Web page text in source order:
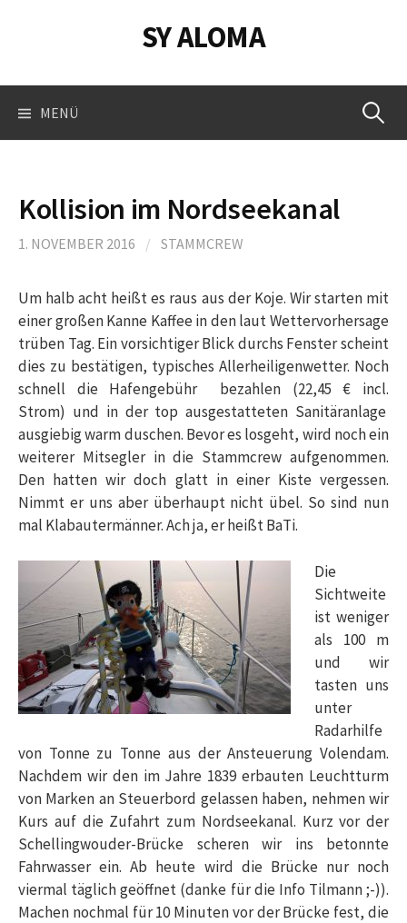
SY ALOMA
MENÜ Suchen
Kollision im Nordseekanal
1. NOVEMBER 2016 / STAMMCREW
Um halb acht heißt es raus aus der Koje. Wir starten mit
einer großen Kanne Kaffee in den laut Wettervorhersage
trüben Tag. Ein vorsichtiger Blick durchs Fenster scheint
dies zu bestätigen, typisches Allerheiligenwetter. Noch
schnell die Hafengebühr bezahlen (22,45 € incl.
Strom) und in der top ausgestatteten Sanitäranlage
ausgiebig warm duschen. Bevor es losgeht, wird noch ein
weiterer Mitsegler in die Stammcrew aufgenommen.
Den hatten wir doch glatt in einer Kiste vergessen.
Nimmt er uns aber überhaupt nicht übel. So sind nun
mal Klabautermänner. Ach ja, er heißt BaTi.
Die
Sichtweite
ist weniger
als 100 m
und wir
tasten uns
unter
Radarhilfe
von Tonne zu Tonne aus der Ansteuerung Volendam.
Nachdem wir den im Jahre 1839 erbauten Leuchtturm
von Marken an Steuerbord gelassen haben, nehmen wir
Kurs auf die Zufahrt zum Nordseekanal. Kurz vor der
Schellingwouder-Brücke scheren wir ins betonnte
Fahrwasser ein. Ab heute wird die Brücke nur noch
viermal täglich geöffnet (danke für die Info Tilmann ;-)).
Machen nochmal für 10 Minuten vor der Brücke fest, die